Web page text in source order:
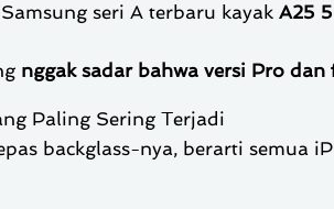
seri A terbaru kayakA25
nggak sadar bahwa versi Pro
Paling Sering Terjadi
backglass-nya, berarti semua